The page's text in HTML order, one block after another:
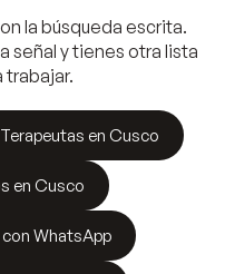
la búsqueda escrita.
señal y tienes otra lista
trabajar.
Terapeutas en Cusco
en Cusco
WhatsApp